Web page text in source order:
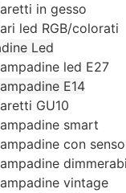
in gesso
led RGB/colorati
Led
led E27
E14
GU10
smart
con
vintage